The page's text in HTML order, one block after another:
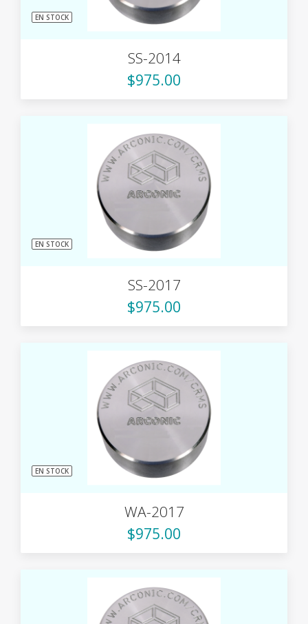
EN STOCK
SS-2014
$975.00
EN STOCK
SS-2017
$975.00
EN STOCK
WA-2017
$975.00